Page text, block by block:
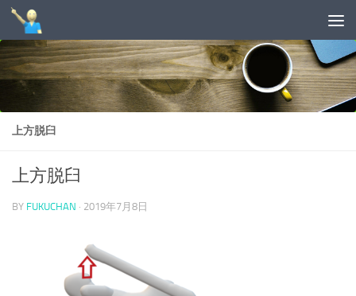
コンテンツへスキップ
上方脱臼
上方脱臼
BY FUKUCHAN · 2019年7月8日